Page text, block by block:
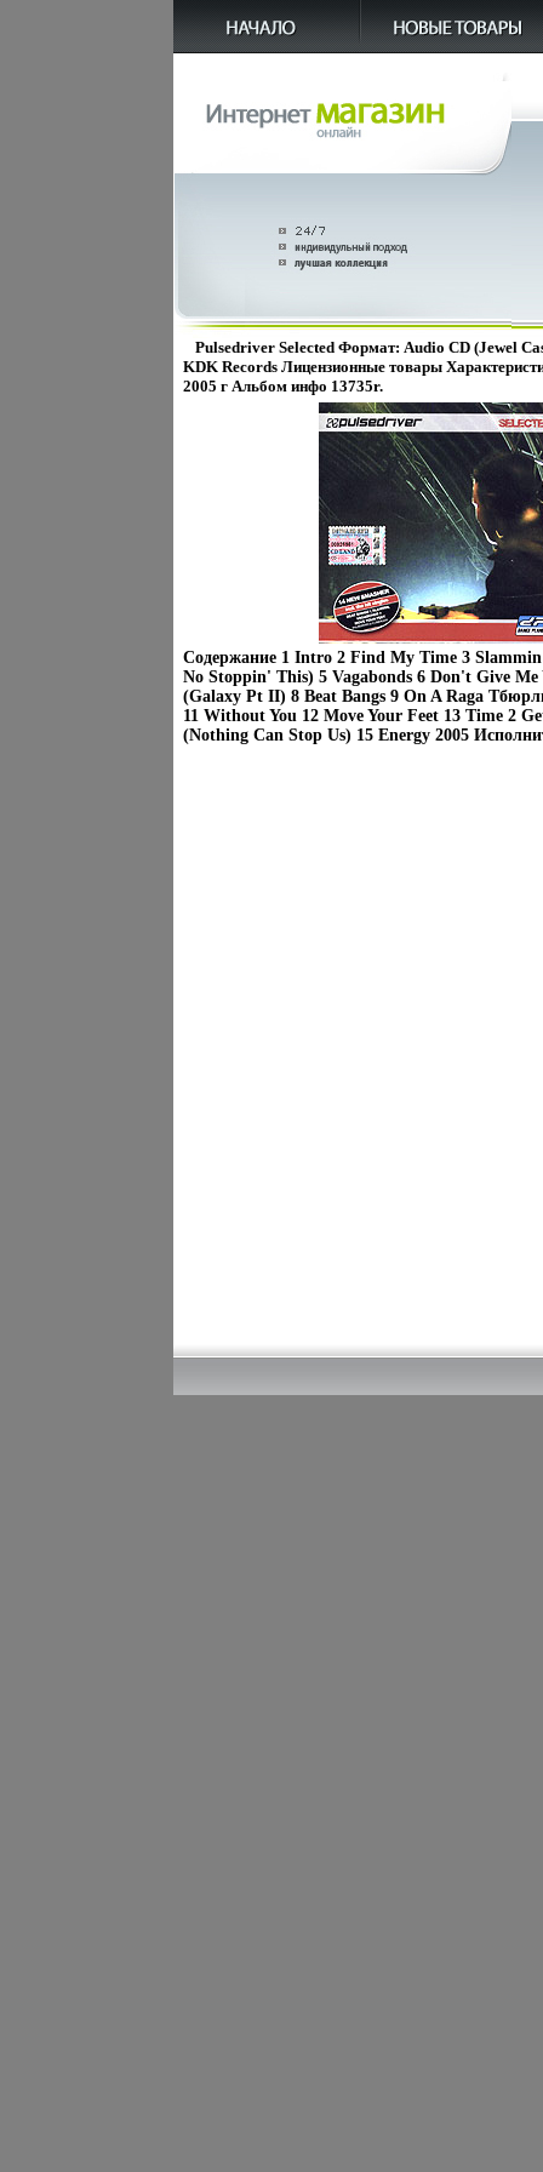
Pulsedriver Selected Формат: Audio CD (Jewel
KDK Records Лицензионные товары
2005 г Альбом инфо 13735r.
Содержание 1 Intro 2 Find My Time 3
No Stoppin' This) 5 Vagabonds 6 Don't Give
(Galaxy Pt II) 8 Beat Bangs 9 On A Raga
11 Without You 12 Move Your Feet 13 Time 2
(Nothing Can Stop Us) 15 Energy 2005